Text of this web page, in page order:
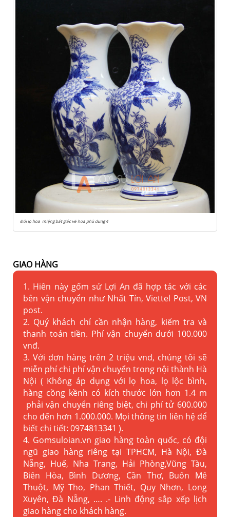
Đôi lọ hoa miệng bát giác vẽ hoa phù dung 4
GIAO HÀNG
1. Hiên này gốm sứ Lợi An đã hợp tác với các
bên vận chuyển như Nhất Tín, Viettel Post, VN
post.
2. Quý khách chỉ cần nhận hàng, kiểm tra và
thanh toán tiền. Phí vận chuyển dưới 100.000
vnđ.
3. Với đơn hàng trên 2 triệu vnđ, chúng tôi sẽ
miễn phí chi phí vận chuyển trong nội thành Hà
Nội ( Không áp dụng với lọ hoa, lọ lộc bình,
hàng cồng kềnh có kích thước lớn hơn 1.4 m
phải vận chuyển riêng biệt, chi phí tử 600.000
cho đến hơn 1.000.000. Mọi thông tin liên hệ để
biết chi tiết: 0974813341 ).
4. Gomsuloian.vn giao hàng toàn quốc, có đội
ngũ giao hàng riêng tại TPHCM, Hà Nội, Đà
Nẵng, Huế, Nha Trang, Hải Phòng,Vũng Tàu,
Biên Hòa, Bình Dương, Cần Thơ, Buôn Mê
Thuột, Mỹ Tho, Phan Thiết, Quy Nhơn, Long
Xuyên, Đà Nẵng, …. .- Linh động sắp xếp lịch
giao hàng cho khách hàng.